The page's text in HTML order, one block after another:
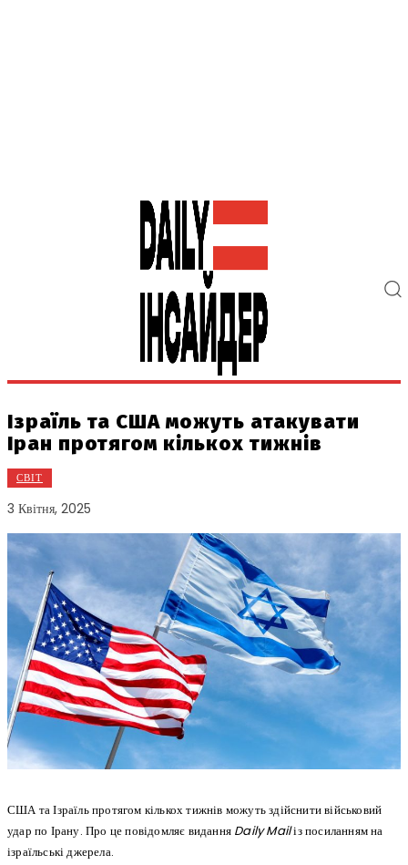
Ізраїль та США можуть атакувати
Іран протягом кількох тижнів
СВІТ
3 Квітня, 2025
США та Ізраїль протягом кількох тижнів можуть здійснити військовий
удар по Ірану. Про це повідомляє видання Daily Mailіз посиланням на
ізраїльські джерела.